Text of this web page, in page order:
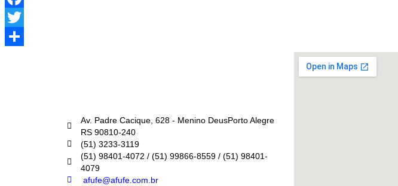
Facebook
Twitter
Av. Padre Cacique, 628 - Menino DeusPorto Alegre
RS 90810-240
(51) 3233-3119
(51) 98401-4072 / (51) 99866-8559 / (51) 98401-
4079
afufe@afufe.com.br